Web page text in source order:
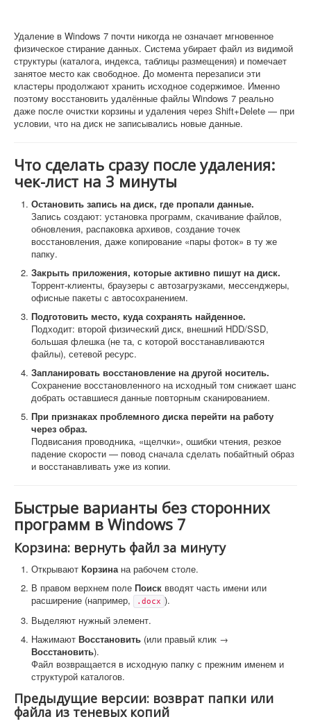
Удаление в Windows 7 почти никогда не означает мгновенное
физическое стирание данных. Система убирает файл из видимой
структуры (каталога, индекса, таблицы размещения) и помечает
занятое место как свободное. До момента перезаписи эти
кластеры продолжают хранить исходное содержимое. Именно
поэтому восстановить удалённые файлы Windows 7 реально
даже после очистки корзины и удаления через Shift+Delete — при
условии, что на диск не записывались новые данные.
Что сделать сразу после удаления:
чек-лист на 3 минуты
Остановить запись на диск, где пропали данные.
Запись создают: установка программ, скачивание файлов,
обновления, распаковка архивов, создание точек
восстановления, даже копирование «пары фоток» в ту же
папку.
Закрыть приложения, которые активно пишут на диск.
Торрент-клиенты, браузеры с автозагрузками, мессенджеры,
офисные пакеты с автосохранением.
Подготовить место, куда сохранять найденное.
Подходит: второй физический диск, внешний HDD/SSD,
большая флешка (не та, с которой восстанавливаются
файлы), сетевой ресурс.
Запланировать восстановление на другой носитель.
Сохранение восстановленного на исходный том снижает шанс
добрать оставшиеся данные повторным сканированием.
При признаках проблемного диска перейти на работу
через образ.
Подвисания проводника, «щелчки», ошибки чтения, резкое
падение скорости — повод сначала сделать побайтный образ
и восстанавливать уже из копии.
Быстрые варианты без сторонних
программ в Windows 7
Корзина: вернуть файл за минуту
Открывают Корзинана рабочем столе.
В правом верхнем поле Поиск вводят часть имени или
расширение (например,
.docx ).
Выделяют нужный элемент.
Нажимают Восстановить (или правый клик →
Восстановить).
Файл возвращается в исходную папку с прежним именем и
структурой каталогов.
Предыдущие версии: возврат папки или
файла из теневых копий